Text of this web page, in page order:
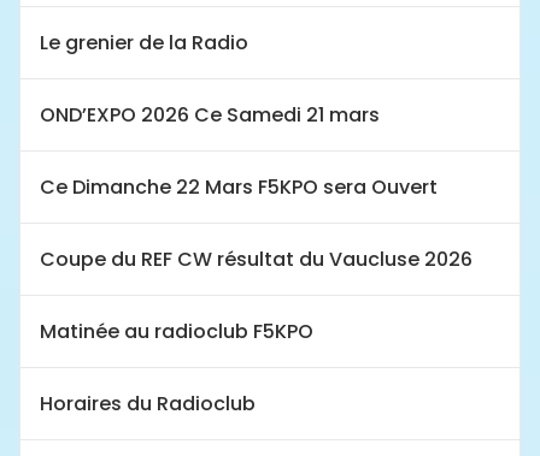
Le grenier de la Radio
OND’EXPO 2026 Ce Samedi 21 mars
Ce Dimanche 22 Mars F5KPO sera Ouvert
Coupe du REF CW résultat du Vaucluse 2026
Matinée au radioclub F5KPO
Horaires du Radioclub